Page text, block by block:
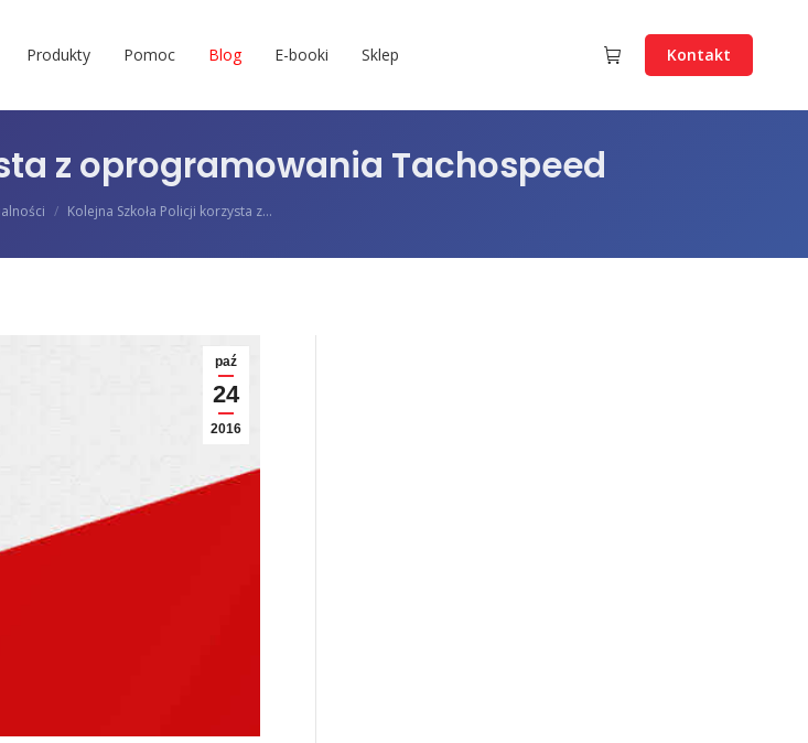
Produkty Pomoc Blog E-booki Sklep Kontakt
z oprogramowania Tachospeed
Kolejna Szkoła Policji korzysta z…
paź
24
2016